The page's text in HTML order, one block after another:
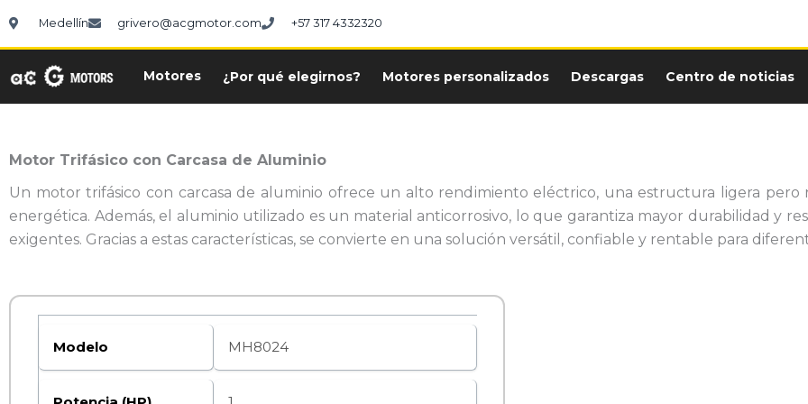
Medellín grivero@acgmotor.com +57 317 4332320
Motores ¿Por qué elegirnos? Motores personalizados Descargas Centro de noticias
Motor Trifásico con Carcasa de Aluminio
Un motor trifásico con carcasa de aluminio ofrece un alto rendimiento eléctrico, una estructura ligera pero
energética. Además, el aluminio utilizado es un material anticorrosivo, lo que garantiza mayor durabilidad y
exigentes. Gracias a estas características, se convierte en una solución versátil, confiable y rentable para
Modelo MH8024